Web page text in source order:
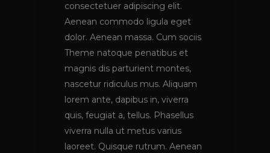
consectetuer adipiscing elit.
Aenean commodo ligula eget
dolor. Aenean massa. Cum sociis
Theme natoque penatibus et
magnis dis parturient montes,
nascetur ridiculus mus. Aliquam
lorem ante, dapibus in, viverra
quis, feugiat a, tellus. Phasellus
viverra nulla ut metus varius
laoreet. Quisque rutrum. Aenean